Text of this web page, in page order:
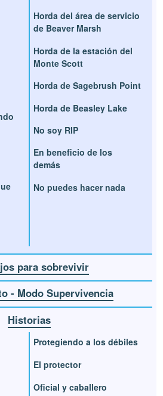
Horda del área de servicio
de Beaver Marsh
Horda de la estación del
Monte Scott
Horda de Sagebrush Point
Horda de Beasley Lake
No soy RIP
En beneficio de los
demás
No puedes hacer nada
para sobrevivir
- Modo Supervivencia
Historias
Protegiendo a los débiles
El protector
Oficial y caballero